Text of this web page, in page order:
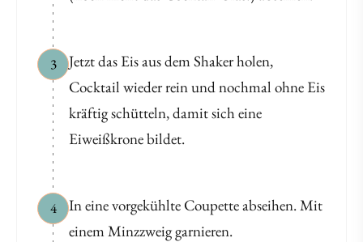
3
Jetzt das Eis aus dem Shaker holen,
Cocktail wieder rein und nochmal ohne Eis
kräftig schütteln, damit sich eine
Eiweißkrone bildet.
4
In eine vorgekühlte Coupette abseihen. Mit
einem Minzzweig garnieren.